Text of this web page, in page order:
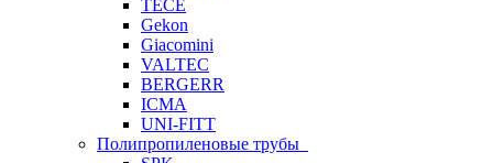
TECE
Gekon
Giacomini
VALTEC
BERGERR
ICMA
UNI-FITT
Полипропиленовые трубы